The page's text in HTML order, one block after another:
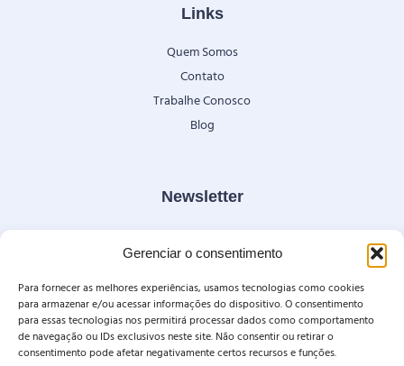
Gerenciar o consentimento
Para fornecer as melhores experiências, usamos tecnologias como cookies
para armazenar e/ou acessar informações do dispositivo. O consentimento
para essas tecnologias nos permitirá processar dados como comportamento
de navegação ou IDs exclusivos neste site. Não consentir ou retirar o
consentimento pode afetar negativamente certos recursos e funções.
Links
Quem Somos
Contato
Trabalhe Conosco
Blog
Newsletter
Fique por dentro de nossas novidades e condições especiais.
ENVIAR